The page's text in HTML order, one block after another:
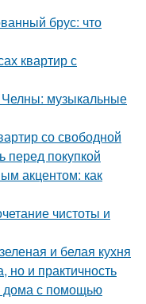
брус: что
квартир с
музыкальные
со свободной
перед покупкой
акцентом: как
чистоты и
и белая кухня
но и практичность
дома с помощью